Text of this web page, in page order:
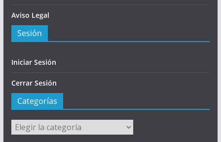
Aviso Legal
Sesión
Iniciar Sesión
Cerrar Sesión
Categorías
Categorías